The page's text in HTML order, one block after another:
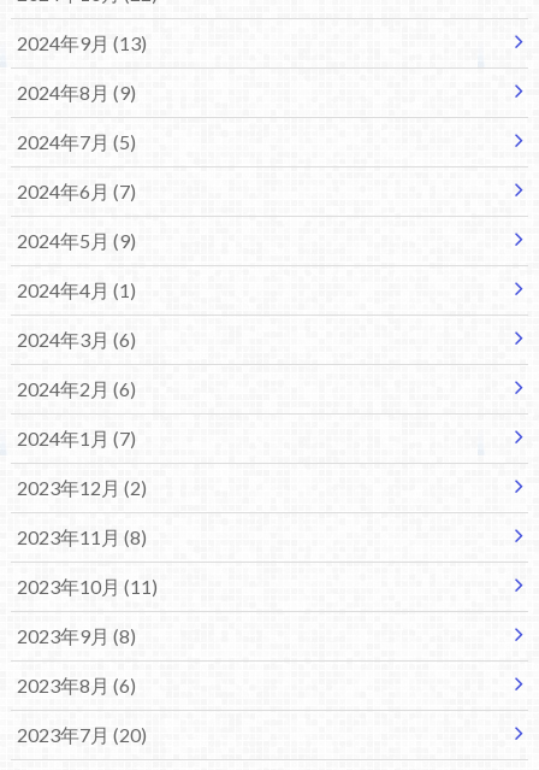
2024年9月 (13)
2024年8月 (9)
2024年7月 (5)
2024年6月 (7)
2024年5月 (9)
2024年4月 (1)
2024年3月 (6)
2024年2月 (6)
2024年1月 (7)
2023年12月 (2)
2023年11月 (8)
2023年10月 (11)
2023年9月 (8)
2023年8月 (6)
2023年7月 (20)